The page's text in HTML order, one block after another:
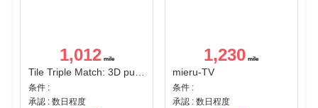
1,012
条件 :
承認 : 数日程度
1,230
mieru-TV
条件 :
承認 : 数日程度